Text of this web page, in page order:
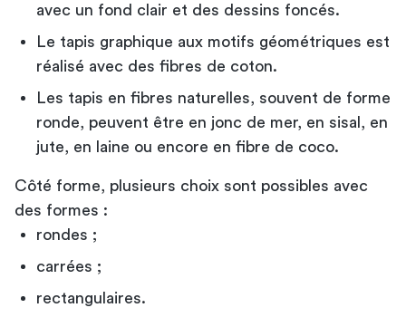
avec un fond clair et des dessins foncés.
Le tapis graphique aux motifs géométriques est
réalisé avec des fibres de coton.
Les tapis en fibres naturelles, souvent de forme
ronde, peuvent être en jonc de mer, en sisal, en
jute, en laine ou encore en fibre de coco.
Côté forme, plusieurs choix sont possibles avec
des formes :
rondes ;
carrées ;
rectangulaires.